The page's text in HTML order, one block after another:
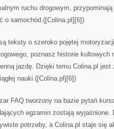
ruchu drogowym,
o samochód.([Colina.pl][6])
teksty o szeroko pojętej
poznasz historie kultowych
jazdę. Dzięki temu Colina.pl jest
nauki.([Colina.pl][6])
FAQ tworzony na bazie pytań
egzamin zostają wyjaśnione.
potrzeby, a Colina.pl staje się